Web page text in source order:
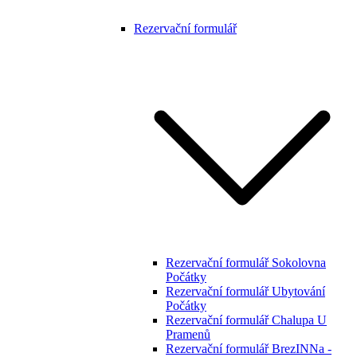
Rezervační formulář
Rezervační formulář Sokolovna
Počátky
Rezervační formulář Ubytování
Počátky
Rezervační formulář Chalupa U
Pramenů
Rezervační formulář BrezINNa -